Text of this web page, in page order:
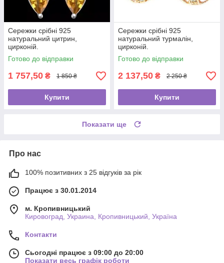
Сережки срібні 925
натуральний цитрин,
цирконій.
Готово до відправки
1 757,50 ₴ 1 850 ₴
Купити
Сережки срібні 925
натуральний турмалін,
цирконій.
Готово до відправки
2 137,50 ₴ 2 250 ₴
Купити
Показати ще
Про нас
100% позитивних з 25 відгуків за рік
Працює з 30.01.2014
м. Кропивницький
Кировоград, Украина, Кропивницький, Україна
Контакти
Сьогодні працює з 09:00 до 20:00
Показати весь графік роботи